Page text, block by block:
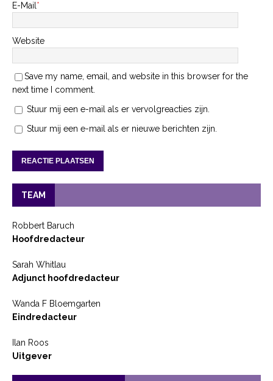
E-Mail*
Website
Save my name, email, and website in this browser for the
next time I comment.
Stuur mij een e-mail als er vervolgreacties zijn.
Stuur mij een e-mail als er nieuwe berichten zijn.
TEAM
Robbert Baruch
Hoofdredacteur
Sarah Whitlau
Adjunct hoofdredacteur
Wanda F Bloemgarten
Eindredacteur
Ilan Roos
Uitgever